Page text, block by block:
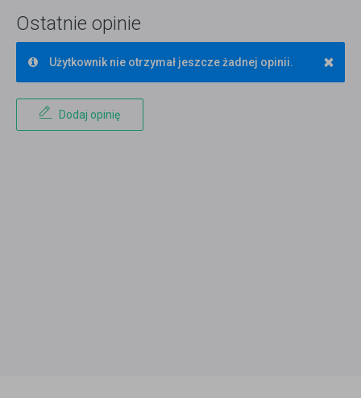
Ostatnie opinie
×
Użytkownik nie otrzymał jeszcze żadnej opinii.
Dodaj opinię